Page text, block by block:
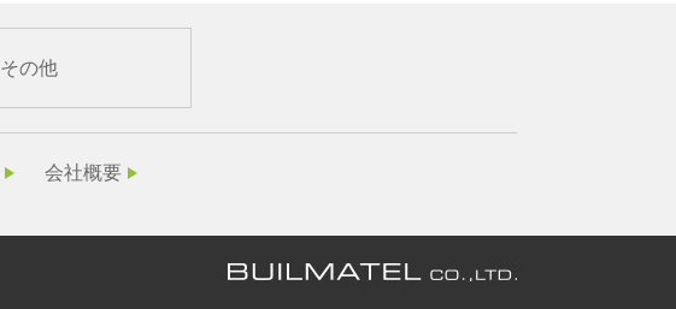
その他
会社概要